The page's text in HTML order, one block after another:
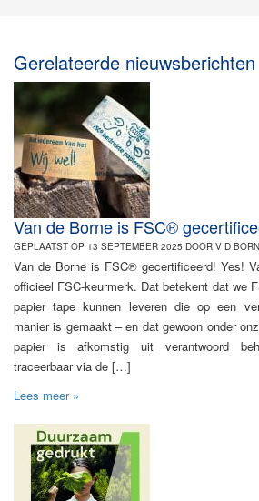
Gerelateerde nieuwsberichten
Van de Borne is FSC®
GEPLAATST OP 13 SEPTEMBER 2025 DOOR V D
Van de Borne is FSC® gecertificeerd! Yes!
officieel FSC-keurmerk. Dat betekent dat we
papier tape kunnen leveren die op een
manier is gemaakt – en dat gewoon onder
papier is afkomstig uit verantwoord
traceerbaar via de […]
Lees meer »